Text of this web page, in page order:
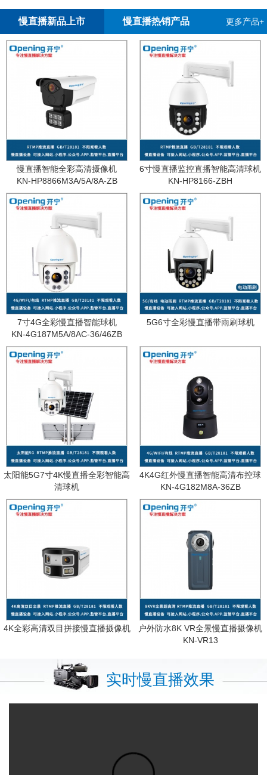
慢直播新品上市 慢直播热销产品 更多产品+
慢直播智能全彩高清摄像机
KN-HP8866M3A/5A/8A-ZB
6寸慢直播监控直播智能高清球机
KN-HP8166-ZBH
7寸4G全彩慢直播智能球机
KN-4G187M5A/8AC-36/46ZB
5G6寸全彩慢直播带雨刷球机
太阳能5G7寸4K慢直播全彩智能高
清球机
4K4G红外慢直播智能高清布控球
KN-4G182M8A-36ZB
4K全彩高清双目拼接慢直播摄像机
户外防水8K VR全景慢直播摄像机
KN-VR13
实时慢直播效果